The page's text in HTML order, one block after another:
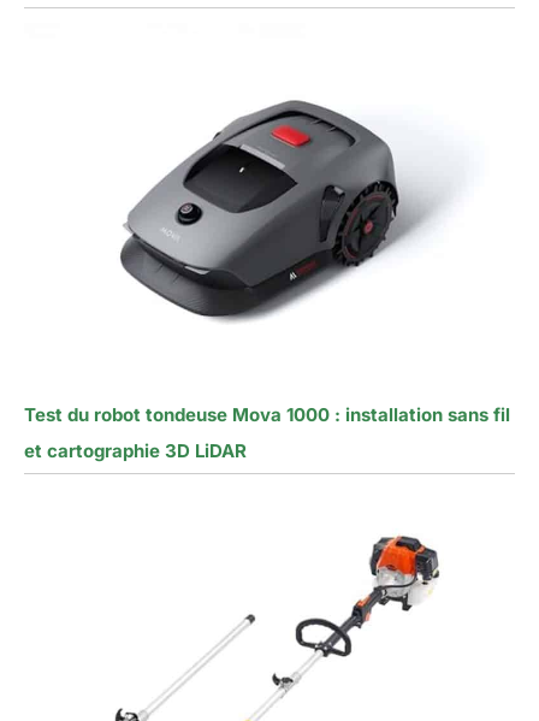
Test du robot tondeuse Mova 1000 : installation sans fil
et cartographie 3D LiDAR